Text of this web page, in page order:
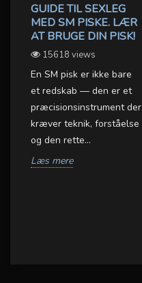
GUIDE TIL SEXLEG
MED SM PISKE. LÆR
AT BRUGE DIN PISK!
15618 views
En SM pisk er ikke bare
et redskab — den er et
præcisionsinstrument der
kræver teknik, forståelse
og den rette...
Læs mere